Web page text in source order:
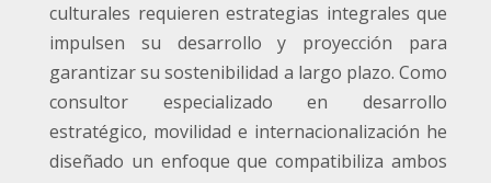
culturales requieren estrategias integrales que
impulsen su desarrollo y proyección para
garantizar su sostenibilidad a largo plazo. Como
consultor especializado en desarrollo
estratégico, movilidad e internacionalización he
diseñado un enfoque que compatibiliza ambos